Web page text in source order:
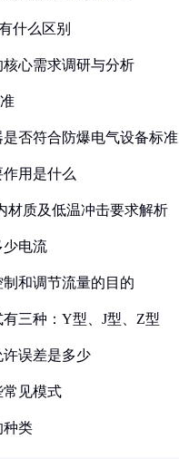
什么区别
心需求调研与分析
否符合防爆电气设备标准
用是什么
材质及低温冲击要求解析
少电流
和调节流量的目的
三种：Y型、J型、Z型
误差是多少
常见模式
种类